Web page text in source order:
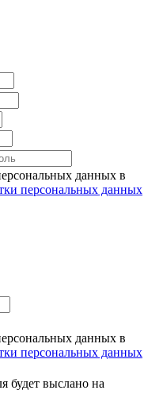
данных в
персональных данных
данных в
персональных данных
будет выслано на